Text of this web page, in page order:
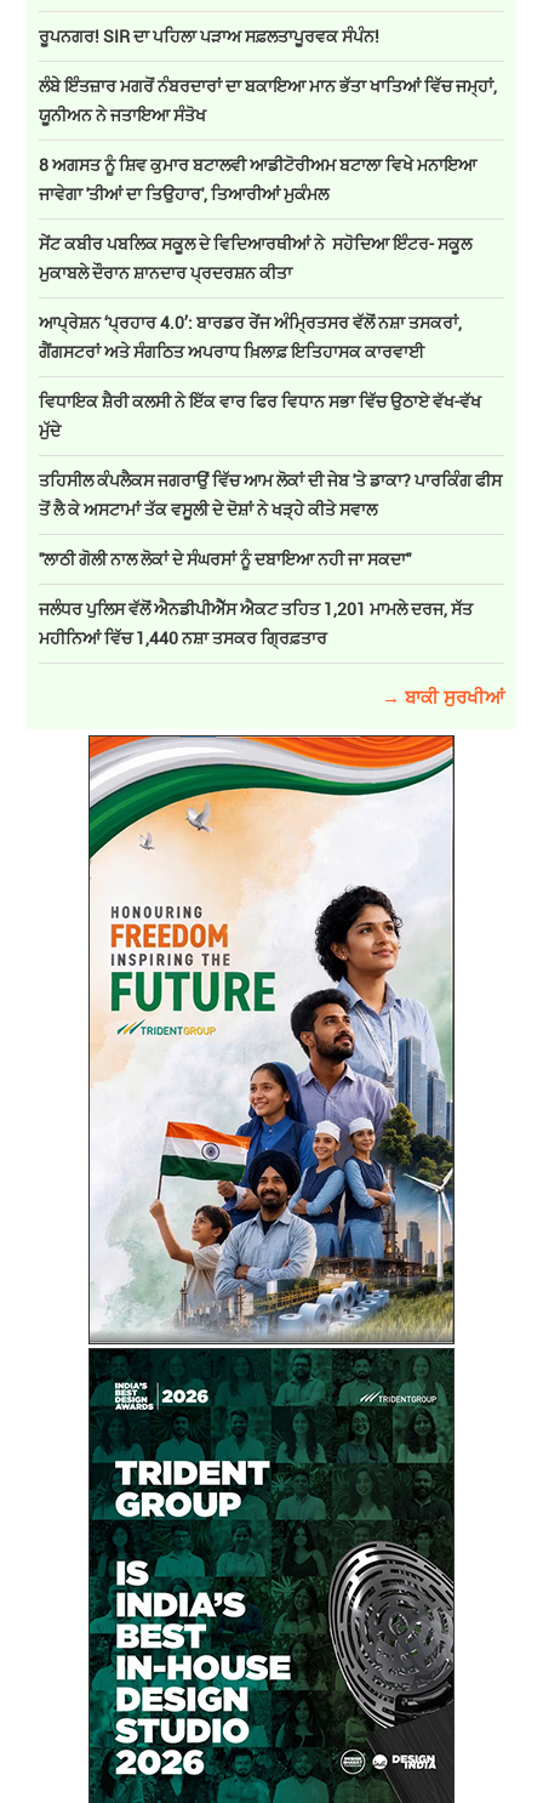
ਰੂਪਨਗਰ! SIR ਦਾ ਪਹਿਲਾ ਪੜਾਅ ਸਫ਼ਲਤਾਪੂਰਵਕ ਸੰਪੰਨ!
ਲੰਬੇ ਇੰਤਜ਼ਾਰ ਮਗਰੋਂ ਨੰਬਰਦਾਰਾਂ ਦਾ ਬਕਾਇਆ ਮਾਨ ਭੱਤਾ ਖਾਤਿਆਂ ਵਿੱਚ ਜਮ੍ਹਾਂ,
ਯੂਨੀਅਨ ਨੇ ਜਤਾਇਆ ਸੰਤੋਖ
8 ਅਗਸਤ ਨੂੰ ਸ਼ਿਵ ਕੁਮਾਰ ਬਟਾਲਵੀ ਆਡੀਟੋਰੀਅਮ ਬਟਾਲਾ ਵਿਖੇ ਮਨਾਇਆ
ਜਾਵੇਗਾ 'ਤੀਆਂ ਦਾ ਤਿਉਹਾਰ', ਤਿਆਰੀਆਂ ਮੁਕੰਮਲ
ਸੇਂਟ ਕਬੀਰ ਪਬਲਿਕ ਸਕੂਲ ਦੇ ਵਿਦਿਆਰਥੀਆਂ ਨੇ ਸਹੋਦਿਆ ਇੰਟਰ- ਸਕੂਲ
ਮੁਕਾਬਲੇ ਦੌਰਾਨ ਸ਼ਾਨਦਾਰ ਪ੍ਰਦਰਸ਼ਨ ਕੀਤਾ
ਆਪ੍ਰੇਸ਼ਨ ‘ਪ੍ਰਹਾਰ 4.0’: ਬਾਰਡਰ ਰੇਂਜ ਅੰਮ੍ਰਿਤਸਰ ਵੱਲੋਂ ਨਸ਼ਾ ਤਸਕਰਾਂ,
ਗੈਂਗਸਟਰਾਂ ਅਤੇ ਸੰਗਠਿਤ ਅਪਰਾਧ ਖ਼ਿਲਾਫ਼ ਇਤਿਹਾਸਕ ਕਾਰਵਾਈ
ਵਿਧਾਇਕ ਸ਼ੈਰੀ ਕਲਸੀ ਨੇ ਇੱਕ ਵਾਰ ਫਿਰ ਵਿਧਾਨ ਸਭਾ ਵਿੱਚ ਉਠਾਏ ਵੱਖ-ਵੱਖ
ਮੁੱਦੇ
ਤਹਿਸੀਲ ਕੰਪਲੈਕਸ ਜਗਰਾਉਂ ਵਿੱਚ ਆਮ ਲੋਕਾਂ ਦੀ ਜੇਬ 'ਤੇ ਡਾਕਾ? ਪਾਰਕਿੰਗ ਫੀਸ
ਤੋਂ ਲੈ ਕੇ ਅਸਟਾਮਾਂ ਤੱਕ ਵਸੂਲੀ ਦੇ ਦੋਸ਼ਾਂ ਨੇ ਖੜ੍ਹੇ ਕੀਤੇ ਸਵਾਲ
''ਲਾਠੀ ਗੋਲੀ ਨਾਲ ਲੋਕਾਂ ਦੇ ਸੰਘਰਸਾਂ ਨੂੰ ਦਬਾਇਆ ਨਹੀ ਜਾ ਸਕਦਾ''
ਜਲੰਧਰ ਪੁਲਿਸ ਵੱਲੋਂ ਐਨਡੀਪੀਐੱਸ ਐਕਟ ਤਹਿਤ 1,201 ਮਾਮਲੇ ਦਰਜ, ਸੱਤ
ਮਹੀਨਿਆਂ ਵਿੱਚ 1,440 ਨਸ਼ਾ ਤਸਕਰ ਗ੍ਰਿਫ਼ਤਾਰ
→ ਬਾਕੀ ਸੁਰਖੀਆਂ